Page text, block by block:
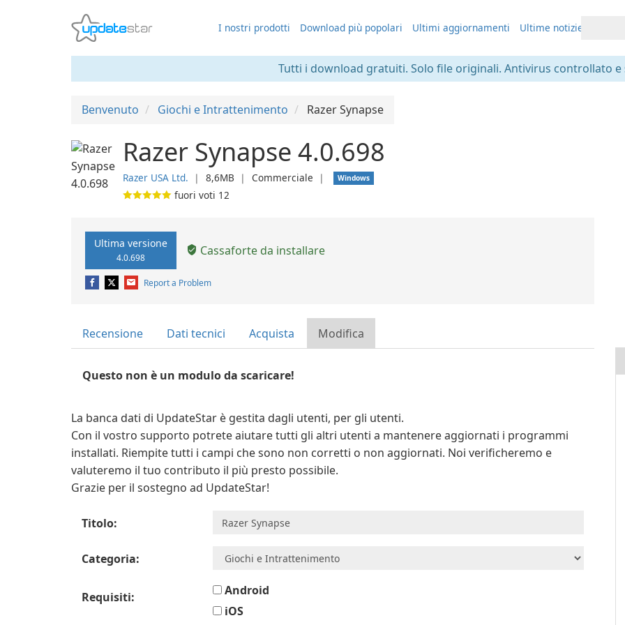
I nostri prodotti Download più popolari Ultimi aggiornamenti Ultime notizie
Tutti i download gratuiti. Solo file originali. Antivirus controllato e
Benvenuto Giochi e Intrattenimento Razer Synapse
Razer Synapse 4.0.698
Razer USA Ltd. ❘ 8,6MB ❘ Commerciale ❘ Windows
fuori voti 12
Ultima versione
4.0.698 Cassaforte da installare
Report a Problem
Recensione Dati tecnici Acquista Modifica
Questo non è un modulo da scaricare!
La banca dati di UpdateStar è gestita dagli utenti, per gli utenti.
Con il vostro supporto potrete aiutare tutti gli altri utenti a mantenere aggiornati i programmi
installati. Riempite tutti i campi che sono non corretti o non aggiornati. Noi verificheremo e
valuteremo il tuo contributo il più presto possibile.
Grazie per il sostegno ad UpdateStar!
Titolo:
Categoria:
Requisiti:
Android
iOS